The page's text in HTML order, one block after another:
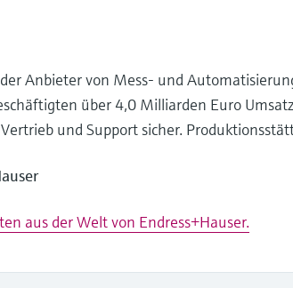
Anbieter von Mess- und
über 4,0 Milliarden Euro
und Support sicher.
aus der Welt von Endress+Hauser.